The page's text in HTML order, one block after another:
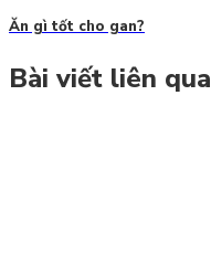
Ăn gì tốt cho gan?
Bài viết liên